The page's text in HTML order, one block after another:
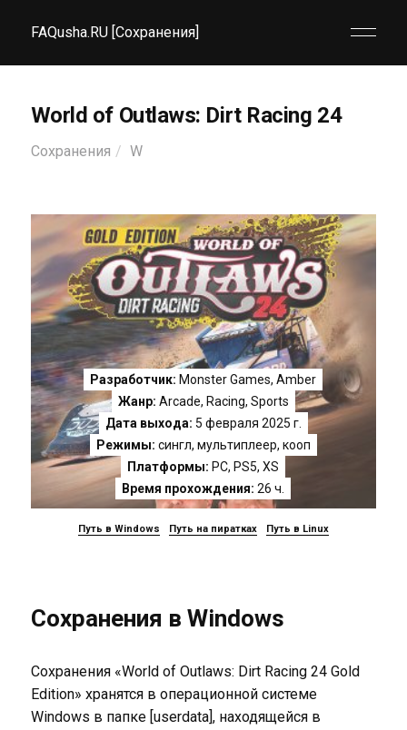
FAQusha.RU [Сохранения]
World of Outlaws: Dirt Racing 24
Сохранения W
Разработчик: Monster Games, Amber
Жанр: Arcade, Racing, Sports
Дата выхода: 5 февраля 2025 г.
Режимы: сингл, мультиплеер, кооп
Платформы: PC, PS5,XS
Время прохождения: 26 ч.
Путь в Windows Путь на пиратках Путь в Linux
Сохранения в Windows
Сохранения «World of Outlaws: Dirt Racing 24 Gold
Edition» хранятся в операционной системе
Windows в папке [userdata], находящейся в